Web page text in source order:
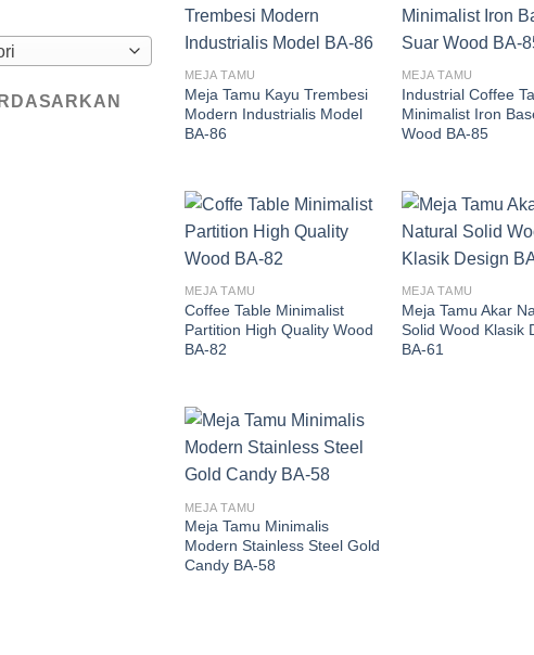
MEJA TAMU
Meja Tamu Kayu Trembesi
Modern Industrialis Model
BA-86
MEJA TAMU
Industrial Coffee
Minimalist Iron
Wood BA-85
MEJA TAMU
Coffee Table Minimalist
Partition High Quality Wood
BA-82
MEJA TAMU
Meja Tamu Akar
Solid Wood Klasik
BA-61
MEJA TAMU
Meja Tamu Minimalis
Modern Stainless Steel Gold
Candy BA-58